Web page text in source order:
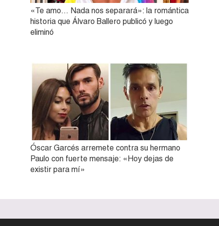
«Te amo… Nada nos separará»: la romántica
historia que Álvaro Ballero publicó y luego
eliminó
Óscar Garcés arremete contra su hermano
Paulo con fuerte mensaje: «Hoy dejas de
existir para mí»